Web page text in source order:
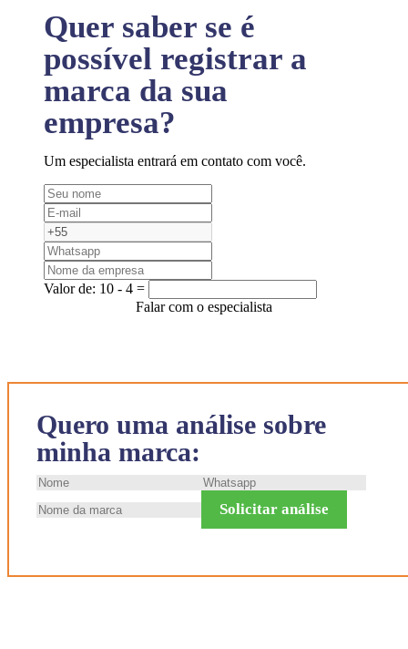
Quero uma análise sobre
minha marca:
Solicitar análise
Quer saber se é
possível registrar a
marca da sua
empresa?
Um especialista entrará em contato com você.
Valor de: 10 - 4 =
Falar com o especialista